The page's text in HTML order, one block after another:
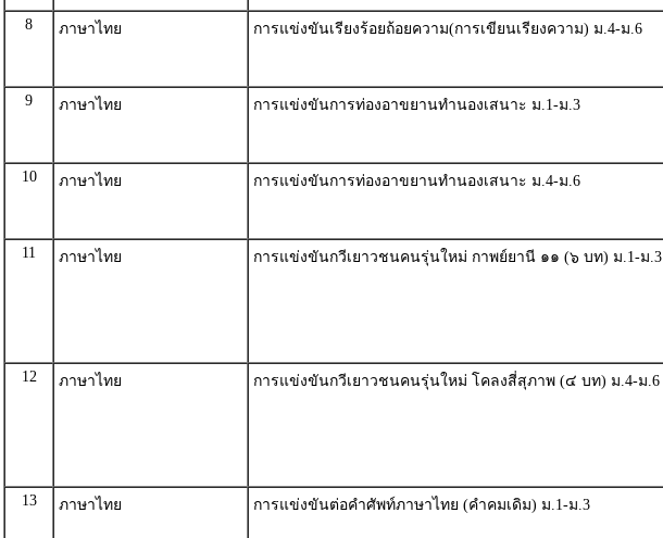
8 ภาษาไทย การแข่งขันเรียงร้อยถ้อยความ(การเขียนเรียงความ) ม.4-ม.6
9 ภาษาไทย การแข่งขันการท่องอาขยานทำนองเสนาะ ม.1-ม.3
10 ภาษาไทย การแข่งขันการท่องอาขยานทำนองเสนาะ ม.4-ม.6
11 ภาษาไทย การแข่งขันกวีเยาวชนคนรุ่นใหม่ กาพย์ยานี ๑๑ (๖ บท) ม.1-ม.3
12 ภาษาไทย การแข่งขันกวีเยาวชนคนรุ่นใหม่ โคลงสี่สุภาพ (๔ บท) ม.4-ม.6
13 ภาษาไทย การแข่งขันต่อคำศัพท์ภาษาไทย (คำคมเดิม) ม.1-ม.3